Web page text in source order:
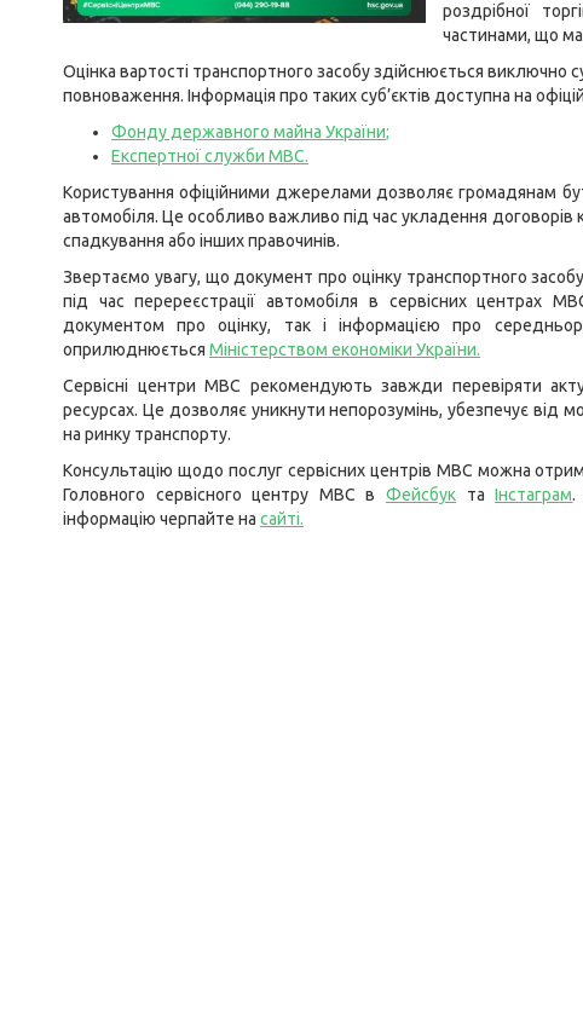
роздрібної
частинами, що
Оцінка вартості транспортного засобу здійснюється виключно
повноваження. Інформація про таких суб’єктів доступна на
Фонду державного майна України;
Експертної служби МВС.
Користування офіційними джерелами дозволяє громадянам
автомобіля. Це особливо важливо під час укладення договорів
спадкування або інших правочинів.
Звертаємо увагу, що документ про оцінку транспортного
під час перереєстрації автомобіля в сервісних центрах
документом про оцінку, так і інформацією про
оприлюднюється Міністерством економіки України.
Сервісні центри МВС рекомендують завжди перевіряти
ресурсах. Це дозволяє уникнути непорозумінь, убезпечує від
на ринку транспорту.
Консультацію щодо послуг сервісних центрів МВС можна
Головного сервісного центру МВС вФейсбук таІнстаграм.
інформацію черпайте на сайті.